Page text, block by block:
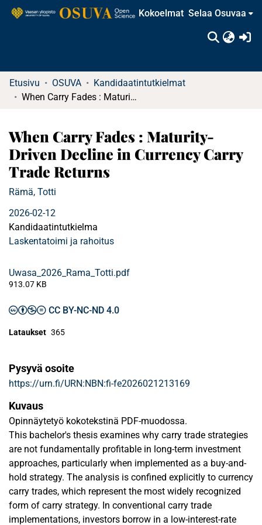
Kokoelmat Selaa Osuvaa
Etusivu OSUVA
Kandidaatintutkielmat
When Carry Fades : Maturity-Driven Decline in Currency Carry Trade Returns
When Carry Fades : Maturity-
Driven Decline in Currency Carry
Trade Returns
Rämä, Totti
2026-02-12
Kandidaatintutkielma
Laskentatoimi ja rahoitus
Uwasa_2026_Rama_Totti.pdf
913.07 KB
CC BY-NC-ND 4.0
Lataukset 365
Pysyvä osoite
https://urn.fi/URN:NBN:fi-fe2026021213169
Kuvaus
Opinnäytetyö kokotekstinä PDF-muodossa.
This bachelor's thesis examines why carry trade strategies
are not fundamentally profitable in long-term investment
approaches, particularly when implemented as a buy-and-
hold strategy. The analysis is confined explicitly to currency
carry trades, which represent the most widely recognized
form of carry strategy. In conventional carry trade
implementations, investors borrow in a low-interest-rate